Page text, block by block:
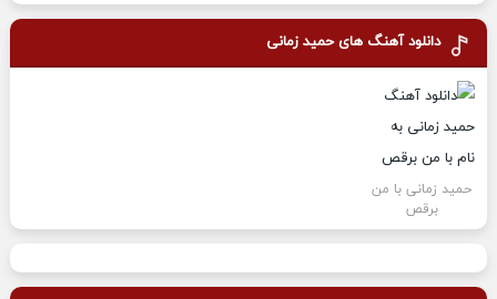
دانلود آهنگ هایحمید زمانی
حمید زمانی با من
برقص